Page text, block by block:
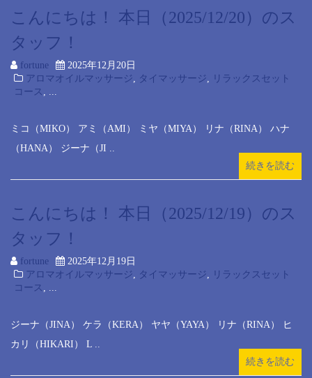
こんにちは！ 本日（2025/12/20）のス
タッフ！
fortune
2025年12月20日
アロマオイルマッサージ, タイマッサージ, リラックスセット
コース , ...
ミコ（MIKO） アミ（AMI） ミヤ（MIYA） リナ（RINA） ハナ
（HANA） ジーナ（JI ..
続きを読む
こんにちは！ 本日（2025/12/19）のス
タッフ！
fortune
2025年12月19日
アロマオイルマッサージ, タイマッサージ, リラックスセット
コース , ...
ジーナ（JINA） ケラ（KERA） ヤヤ（YAYA） リナ（RINA） ヒ
カリ（HIKARI） L ..
続きを読む